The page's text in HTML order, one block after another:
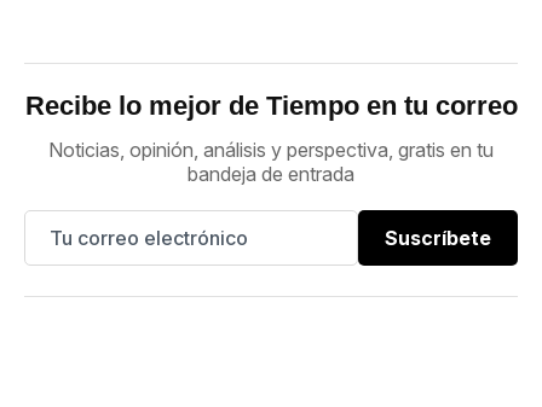
Recibe lo mejor de Tiempo en tu correo
Noticias, opinión, análisis y perspectiva, gratis en tu
bandeja de entrada
Suscríbete